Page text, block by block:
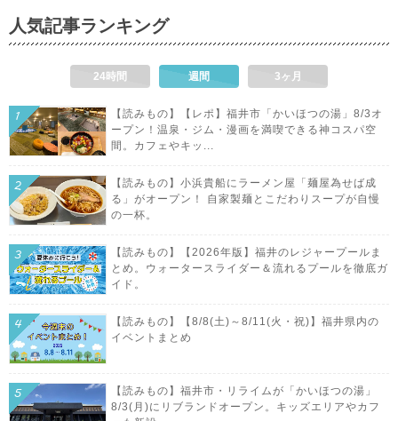
人気記事ランキング
24時間 週間 3ヶ月
【読みもの】【レポ】福井市「かいほつの湯」8/3オ
ープン！温泉・ジム・漫画を満喫できる神コスパ空
間。カフェやキッ...
【読みもの】小浜貴船にラーメン屋「麺屋為せば成
る」がオープン！ 自家製麺とこだわりスープが自慢
の一杯。
【読みもの】【2026年版】福井のレジャープールま
とめ。ウォータースライダー＆流れるプールを徹底ガ
イド。
【読みもの】【8/8(土)～8/11(火・祝)】福井県内の
イベントまとめ
【読みもの】福井市・リライムが「かいほつの湯」
8/3(月)にリブランドオープン。キッズエリアやカフ